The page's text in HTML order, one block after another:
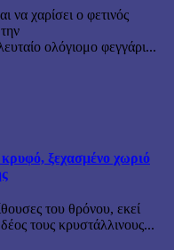
να χαρίσει ο φετινός
ολόγιομο φεγγάρι...
ξεχασμένο χωριό
του θρόνου, εκεί
τους κρυστάλλινους...